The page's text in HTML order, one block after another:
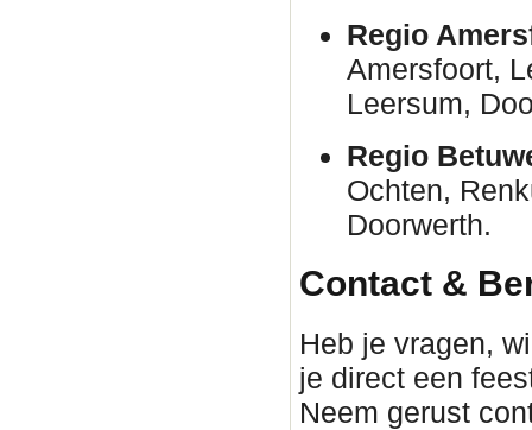
Regio
Amersfoort,
Leersum,
Regio
Ochten,
Doorwerth.
Contact &
Heb je vragen,
je direct een
Neem gerust